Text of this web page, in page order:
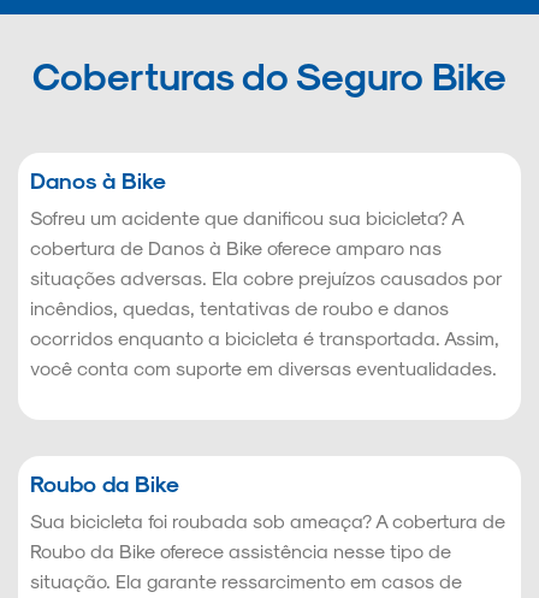
Coberturas do Seguro Bike
Danos à Bike
Sofreu um acidente que danificou sua bicicleta? A
cobertura de Danos à Bike oferece amparo nas
situações adversas. Ela cobre prejuízos causados por
incêndios, quedas, tentativas de roubo e danos
ocorridos enquanto a bicicleta é transportada. Assim,
você conta com suporte em diversas eventualidades.
Roubo da Bike
Sua bicicleta foi roubada sob ameaça? A cobertura de
Roubo da Bike oferece assistência nesse tipo de
situação. Ela garante ressarcimento em casos de